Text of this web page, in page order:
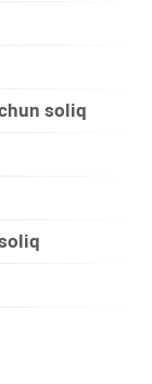
soliq